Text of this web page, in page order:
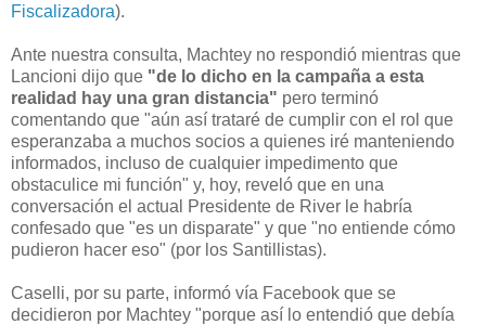
Fiscalizadora).
Ante nuestra consulta, Machtey no respondió mientras que
Lancioni dijo que "de lo dicho en la campaña a esta
realidad hay una gran distancia" pero terminó
comentando que "aún así trataré de cumplir con el rol que
esperanzaba a muchos socios a quienes iré manteniendo
informados, incluso de cualquier impedimento que
obstaculice mi función" y, hoy, reveló que en una
conversación el actual Presidente de River le habría
confesado que "es un disparate" y que "no entiende cómo
pudieron hacer eso" (por los Santillistas).
Caselli, por su parte, informó vía Facebook que se
decidieron por Machtey "porque así lo entendió que debía